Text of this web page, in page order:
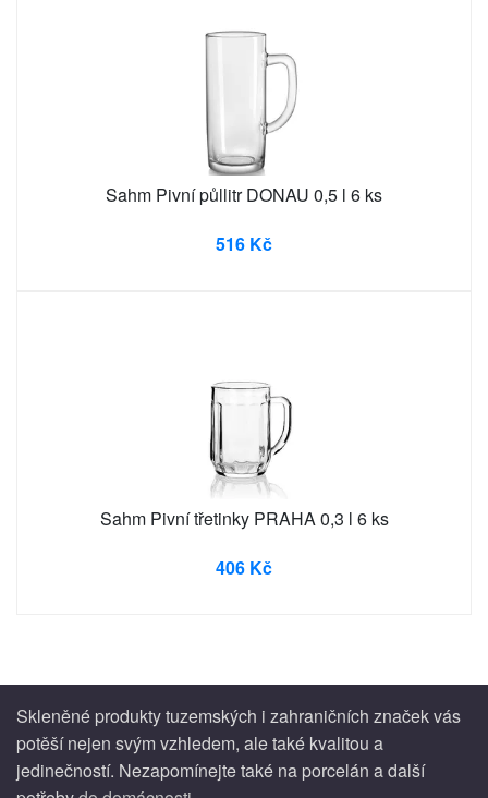
Sahm Pivní půllitr DONAU 0,5 l 6 ks
516 Kč
Sahm Pivní třetinky PRAHA 0,3 l 6 ks
406 Kč
Skleněné produkty tuzemských i zahraničních značek vás
potěší nejen svým vzhledem, ale také kvalitou a
jedinečností. Nezapomínejte také na porcelán a další